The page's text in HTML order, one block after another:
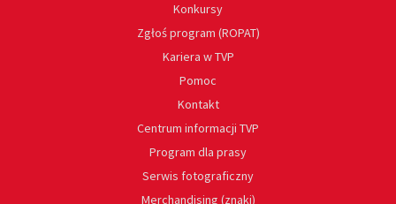
Konkursy
Zgłoś program (ROPAT)
Kariera w TVP
Pomoc
Kontakt
Centrum informacji TVP
Program dla prasy
Serwis fotograficzny
Merchandising (znaki)